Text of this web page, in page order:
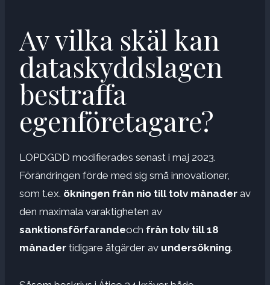
Av vilka skäl kan
dataskyddslagen
bestraffa
egenföretagare?
LOPDGDD modifierades senast i maj 2023.
Förändringen förde med sig små innovationer,
som t.ex. ökningen från nio till tolv månader av
den maximala varaktigheten av
sanktionsförfarandeoch från tolv till 18
månader tidigare åtgärder av undersökning.